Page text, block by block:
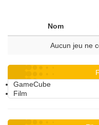
Nom
Aucun jeu ne
GameCube
Film